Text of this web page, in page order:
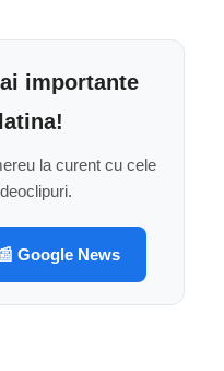
importante
la curent cu cele
Google News